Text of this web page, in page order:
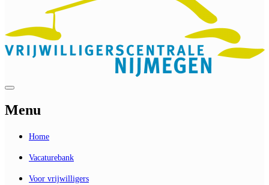
Menu
Home
Vacaturebank
Voor vrijwilligers